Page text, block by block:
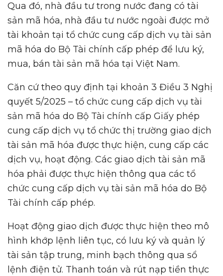
Qua đó, nhà đầu tư trong nước đang có tài
sản mã hóa, nhà đầu tư nước ngoài được mở
tài khoản tại tổ chức cung cấp dịch vụ tài sản
mã hóa do Bộ Tài chính cấp phép để lưu ký,
mua, bán tài sản mã hóa tại Việt Nam.
Căn cứ theo quy định tại khoản 3 Điều 3 Nghị
quyết 5/2025 – tổ chức cung cấp dịch vụ tài
sản mã hóa do Bộ Tài chính cấp Giấy phép
cung cấp dịch vụ tổ chức thị trường giao dịch
tài sản mã hóa được thực hiện, cung cấp các
dịch vụ, hoạt động. Các giao dịch tài sản mã
hóa phải được thực hiện thông qua các tổ
chức cung cấp dịch vụ tài sản mã hóa do Bộ
Tài chính cấp phép.
Hoạt động giao dịch được thực hiện theo mô
hình khớp lệnh liên tục, có lưu ký và quản lý
tài sản tập trung, minh bạch thông qua sổ
lệnh điện tử. Thanh toán và rút nạp tiền thực